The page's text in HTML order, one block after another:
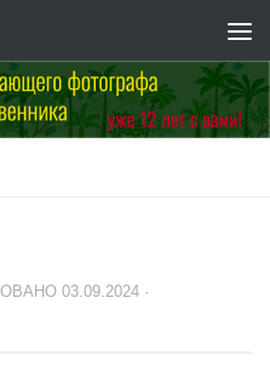
03.09.2024 ·